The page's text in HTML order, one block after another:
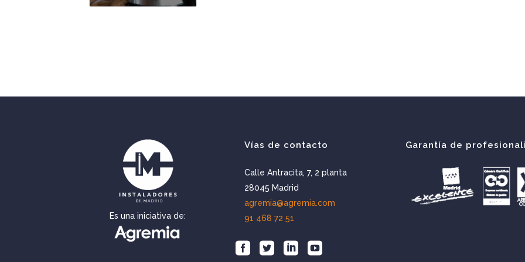
Es una iniciativa de:
Vías de contacto
Calle Antracita, 7, 2 planta
28045 Madrid
agremia@agremia.com
91 468 72 51
Garantía de